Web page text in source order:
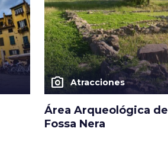
photo_camera Atracciones
Área Arqueológica de
Fossa Nera